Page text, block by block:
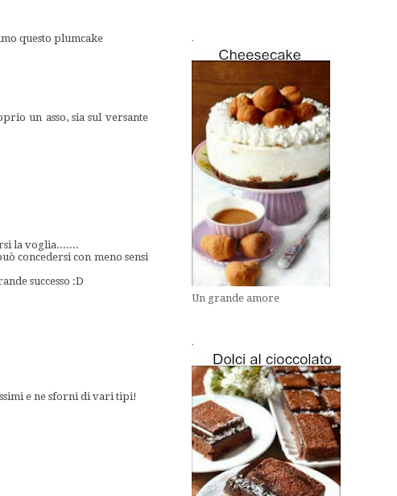
questo plumcake
un asso, sia sul versante
la voglia.......
concedersi con meno sensi
successo :D
e ne sforni di vari tipi!
.
Un grande amore
.